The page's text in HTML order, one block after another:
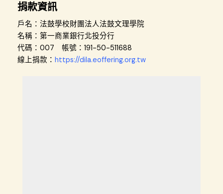
捐款資訊
戶名：法鼓學校財團法人法鼓文理學院
名稱：第一商業銀行北投分行
代碼：007 帳號：191-50-511688
線上捐款 ： https://dila.eoffering.org.tw